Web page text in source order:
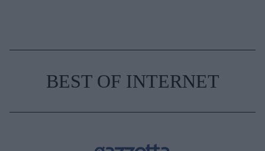
BEST OF INTERNET